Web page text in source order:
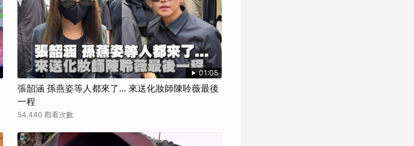
01:05
張韶涵 孫燕姿等人都來了... 來送化妝師陳聆薇最後
一程
54,440 觀看次數